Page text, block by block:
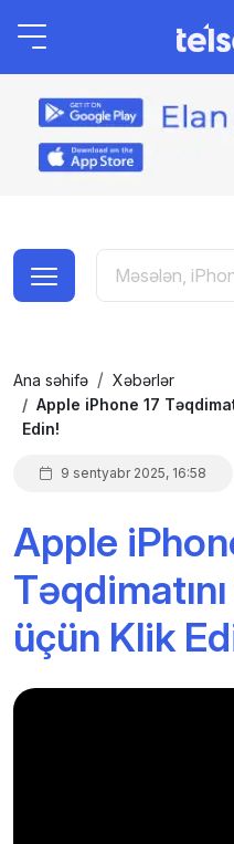
Ana səhifə
Xəbərlər
Apple iPhone 17
Edin!
9 sentyabr 2025, 16:58
Apple
üçün Klik